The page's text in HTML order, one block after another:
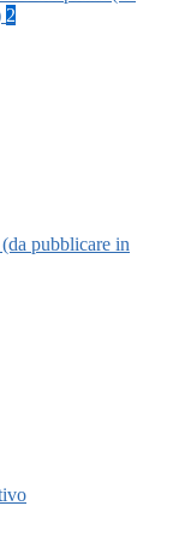
2
pubblicare in